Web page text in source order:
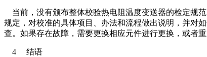
当前，没有颁布整体校验热电阻温度变送器的检定规
规定，对校准的具体项目、办法和流程做出说明，并对
查。如果存在故障，需要更换相应元件进行更换，或者
4 结语